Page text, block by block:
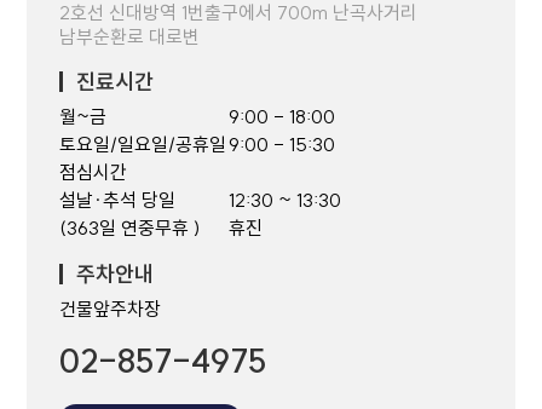
2호선 신대방역 1번출구에서 700m 난곡사거리
남부순환로 대로변
진료시간
월~금
토요일/일요일/공휴일
점심시간
설날·추석 당일
(363일 연중무휴 )
9:00 - 18:00
9:00 - 15:30
12:30 ~ 13:30
휴진
주차안내
건물앞주차장
02-857-4975